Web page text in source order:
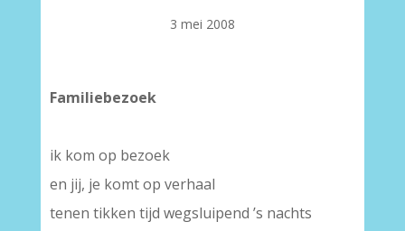
3 mei 2008
Familiebezoek
ik kom op bezoek
en jij, je komt op verhaal
tenen tikken tijd wegsluipend ’s nachts